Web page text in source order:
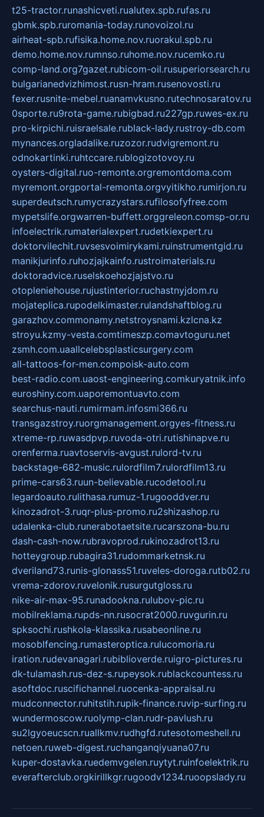
t25-tractor.runashicveti.rualutex.spb.rufas.ru
gbmk.spb.ruromania-today.runovoizol.ru
airheat-spb.rufisika.home.nov.ruorakul.spb.ru
demo.home.nov.rumnso.ruhome.nov.rucemko.ru
comp-land.org7gazet.rubicom-oil.rusuperiorsearch.ru
bulgarianedvizhimost.rusn-hram.rusenovosti.ru
fexer.rusnite-mebel.ruanamvkusno.rutechnosaratov.ru
0sporte.ru9rota-game.rubigbad.ru227gp.ruwes-ex.ru
pro-kirpichi.ruisraelsale.rublack-lady.rustroy-db.com
mynances.orgladalike.ruzozor.rudvigremont.ru
odnokartinki.ruhtccare.rublogizotovoy.ru
oysters-digital.ruo-remonte.orgremontdoma.com
myremont.orgportal-remonta.orgvyitikho.rumirjon.ru
superdeutsch.rumycrazystars.rufilosofyfree.com
mypetslife.orgwarren-buffett.orggreleon.comsp-or.ru
infoelectrik.rumaterialexpert.rudetkiexpert.ru
doktorvilechit.ruvsesvoimirykami.ruinstrumentgid.ru
manikjurinfo.ruhozjajkainfo.rustroimaterials.ru
doktoradvice.ruselskoehozjajstvo.ru
otopleniehouse.rujustinterior.ruchastnyjdom.ru
mojateplica.rupodelkimaster.rulandshaftblog.ru
garazhov.commonamy.netstroysnami.kzlcna.kz
stroyu.kzmy-vesta.comtimeszp.comavtoguru.net
zsmh.com.uaallcelebsplasticsurgery.com
all-tattoos-for-men.compoisk-auto.com
best-radio.com.uaost-engineering.comkuryatnik.info
euroshiny.com.uaporemontuavto.com
searchus-nauti.rumirmam.infosmi366.ru
transgazstroy.ruorgmanagement.orgyes-fitness.ru
xtreme-rp.ruwasdpvp.ruvoda-otri.rutishinapve.ru
orenferma.ruavtoservis-avgust.rulord-tv.ru
backstage-682-music.rulordfilm7.rulordfilm13.ru
prime-cars63.ruun-believable.rucodetool.ru
legardoauto.rulithasa.rumuz-1.rugooddver.ru
kinozadrot-3.ruqr-plus-promo.ru2shizashop.ru
udalenka-club.runerabotaetsite.rucarszona-bu.ru
dash-cash-now.rubravoprod.rukinozadrot13.ru
hotteygroup.rubagira31.rudommarketnsk.ru
dveriland73.runis-glonass51.ruveles-doroga.rutb02.ru
vrema-zdorov.ruvelonik.rusurgutgloss.ru
nike-air-max-95.runadookna.rulubov-pic.ru
mobilreklama.rupds-nn.rusocrat2000.ruvgurin.ru
spksochi.rushkola-klassika.rusabeonline.ru
mosoblfencing.rumasteroptica.rulucomoria.ru
iration.rudevanagari.rubiblioverde.ruigro-pictures.ru
dk-tulamash.rus-dez-s.rupeysok.rublackcountess.ru
asoftdoc.ruscifichannel.ruocenka-appraisal.ru
mudconnector.ruhitstih.rupik-finance.ruvip-surfing.ru
wundermoscow.ruolymp-clan.rudr-pavlush.ru
su2lgyoeucscn.ruallkmv.rudhgfd.rutesotomeshell.ru
netoen.ruweb-digest.ruchanganqiyuana07.ru
kuper-dostavka.ruedemvgelen.ruytyt.ruinfoelektrik.ru
everafterclub.orgkirillkgr.rugoodv1234.ruoopslady.ru